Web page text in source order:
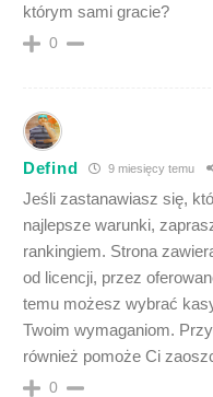
którym sami gracie?
0
Defind 9 miesięcy temu
Jeśli zastanawiasz się,
najlepsze warunki,
rankingiem. Strona
od licencji, przez
temu możesz wybrać
Twoim wymaganiom.
również pomoże Ci
0